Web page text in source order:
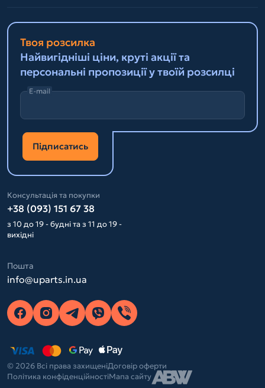
Твоя розсилка
Найвигідніші ціни, круті акції та
персональні пропозиції у твоїй розсилці
E-mail
Підписатись
Консультація та покупки
+38 (093) 151 67 38
з 10 до 19 - будні та з 11 до 19 -
вихідні
Пошта
info@uparts.in.ua
© 2026 Всі права захищеніДоговір оферти
Політика конфіденційностіМапа сайту